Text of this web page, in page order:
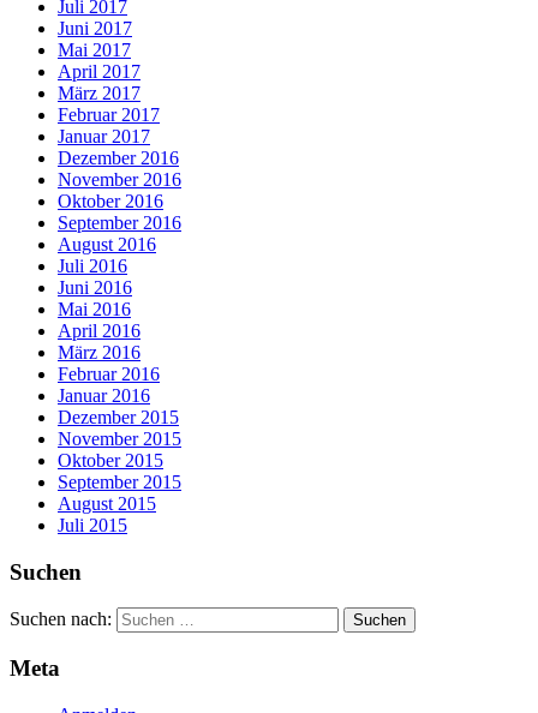
Juli 2017
Juni 2017
Mai 2017
April 2017
März 2017
Februar 2017
Januar 2017
Dezember 2016
November 2016
Oktober 2016
September 2016
August 2016
Juli 2016
Juni 2016
Mai 2016
April 2016
März 2016
Februar 2016
Januar 2016
Dezember 2015
November 2015
Oktober 2015
September 2015
August 2015
Juli 2015
Suchen
Suchen nach:
Meta